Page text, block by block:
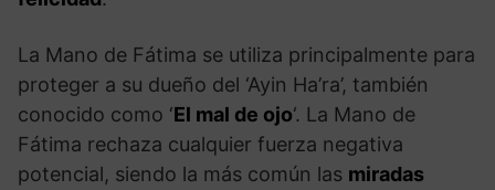
La Mano de Fátima se utiliza principalmente para
proteger a su dueño del ‘Ayin Ha’ra’, también
conocido como ‘El mal de ojo‘. La Mano de
Fátima rechaza cualquier fuerza negativa
potencial, siendo la más común las miradas